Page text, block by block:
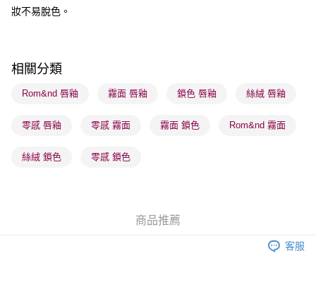
送貨方式
每筆HK$65.00，滿HK$300.00或以上免運費
確認發貨後1-3 工作天送達，訂單將隨機分配至SF順豐速運或京東
每筆HK$65.00，滿HK$300.00或以上免運費
每筆HK$20.00，滿HK$100.00或以上免運費
(澳門門市) 只顯示可選門市。確認發貨後2-5個工作天到店，3天內
妝不易脫色。
相關分類
Rom&nd 唇釉 霧面 唇釉 鎖色 唇釉 絲絨 唇釉
零感 唇釉 零感 霧面 霧面 鎖色 Rom&nd 霧面
絲絨 鎖色 零感 鎖色
商品推薦
客服